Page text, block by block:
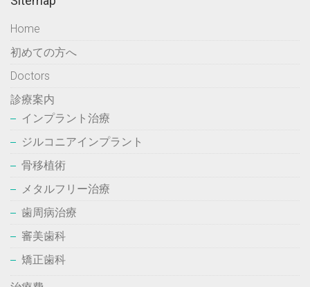
Home
初めての方へ
Doctors
診療案内
インプラント治療
ジルコニアインプラント
骨移植術
メタルフリー治療
歯周病治療
審美歯科
矯正歯科